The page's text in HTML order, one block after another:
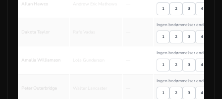
Allan Hawco Andrew Eric Mathews
1 2 3 4
Dakota Taylor
Ingen bedømmelser endnu
1 2 3 4
Amalia Williamson Lola Gunderson
Ingen bedømmelser endnu
1 2 3 4
Peter Outerbridge
Ingen bedømmelser endnu
1 2 3 4